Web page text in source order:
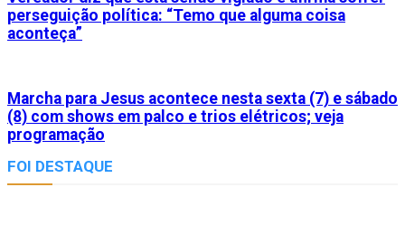
perseguição política: “Temo que alguma coisa
aconteça”
Marcha para Jesus acontece nesta sexta (7) e sábado
(8) com shows em palco e trios elétricos; veja
programação
FOI DESTAQUE